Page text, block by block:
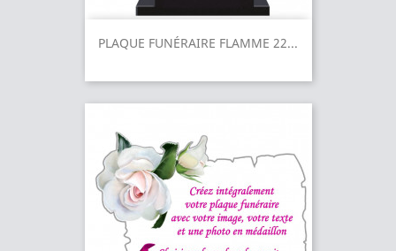
PLAQUE FUNÉRAIRE FLAMME 22...